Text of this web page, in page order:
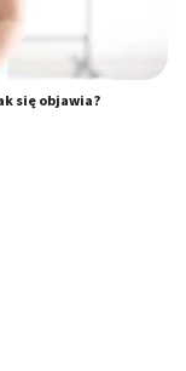
się objawia?